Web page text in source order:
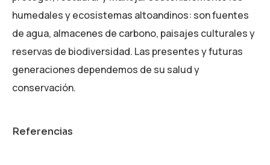
humedales y ecosistemas altoandinos: son fuentes
de agua, almacenes de carbono, paisajes culturales y
reservas de biodiversidad. Las presentes y futuras
generaciones dependemos de su salud y
conservación.
Referencias